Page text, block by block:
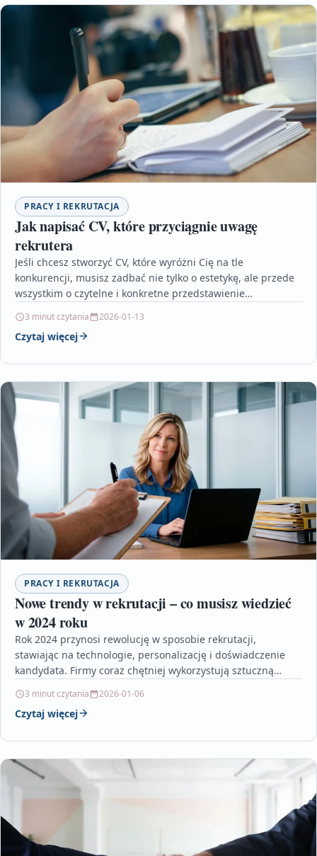
PRACY I REKRUTACJA
Jak napisać CV, które przyciągnie uwagę
rekrutera
Jeśli chcesz stworzyć CV, które wyróżni Cię na tle
konkurencji, musisz zadbać nie tylko o estetykę, ale przede
wszystkim o czytelne i konkretne przedstawienie…
3 minut czytania 2026-01-13
Czytaj więcej
PRACY I REKRUTACJA
Nowe trendy w rekrutacji – co musisz wiedzieć
w 2024 roku
Rok 2024 przynosi rewolucję w sposobie rekrutacji,
stawiając na technologie, personalizację i doświadczenie
kandydata. Firmy coraz chętniej wykorzystują sztuczną
3 minut czytania 2026-01-06
Czytaj więcej